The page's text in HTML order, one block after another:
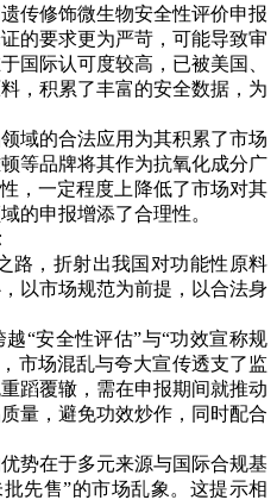
传修饰微生物安全性评价申报
的要求更为严苛，可能导致审
国际认可度较高，已被美国、
，积累了丰富的安全数据，为
的合法应用为其积累了市场
等品牌将其作为抗氧化成分广
，一定程度上降低了市场对其
的申报增添了合理性。
，折射出我国对功能性原料
以市场规范为前提，以合法身
安全性评估”与“功效宣称规
市场混乱与夸大宣传透支了监
蹈覆辙，需在申报期间就推动
量，避免功效炒作，同时配合
在于多元来源与国际合规基
先售”的市场乱象。这提示相